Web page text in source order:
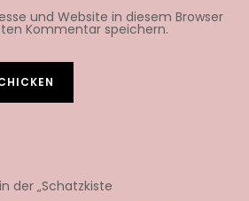
und Website in diesem Browser
Kommentar speichern.
der „Schatzkiste